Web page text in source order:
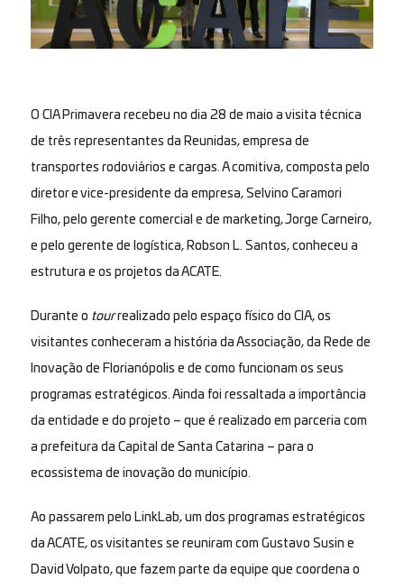
O CIA Primavera recebeu no dia 28 de maio a visita técnica
de três representantes da Reunidas, empresa de
transportes rodoviários e cargas. A comitiva, composta pelo
diretor e vice-presidente da empresa, Selvino Caramori
Filho, pelo gerente comercial e de marketing, Jorge Carneiro,
e pelo gerente de logística, Robson L. Santos, conheceu a
estrutura e os projetos da ACATE.
Durante o tourrealizado pelo espaço físico do CIA, os
visitantes conheceram a história da Associação, da Rede de
Inovação de Florianópolis e de como funcionam os seus
programas estratégicos. Ainda foi ressaltada a importância
da entidade e do projeto – que é realizado em parceria com
a prefeitura da Capital de Santa Catarina – para o
ecossistema de inovação do município.
Ao passarem pelo LinkLab, um dos programas estratégicos
da ACATE, os visitantes se reuniram com Gustavo Susin e
David Volpato, que fazem parte da equipe que coordena o